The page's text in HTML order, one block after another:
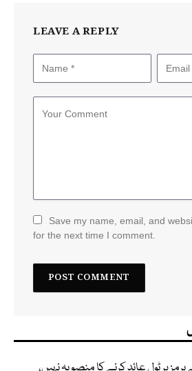
LEAVE A REPLY
Save my name, email, and
for the next time I comment.